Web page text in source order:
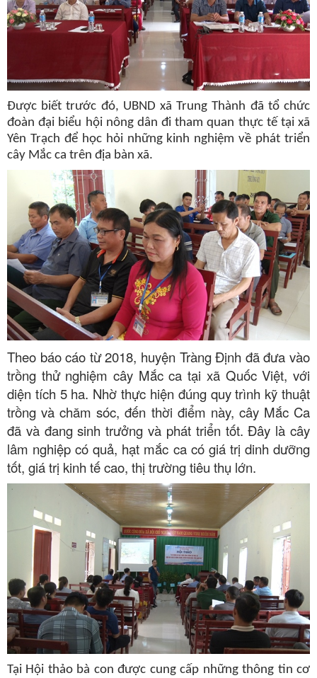
Được biết trước đó, UBND xã Trung Thành đã tổ chức
đoàn đại biểu hội nông dân đi tham quan thực tế tại xã
Yên Trạch để học hỏi những kinh nghiệm về phát triển
cây Mắc ca trên địa bàn xã.
Theo báo cáo từ 2018, huyện Tràng Định đã đưa vào
trồng thử nghiệm cây Mắc ca tại xã Quốc Việt, với
diện tích 5 ha. Nhờ thực hiện đúng quy trình kỹ thuật
trồng và chăm sóc, đến thời điểm này, cây Mắc Ca
đã và đang sinh trưởng và phát triển tốt. Đây là cây
lâm nghiệp có quả, hạt mắc ca có giá trị dinh dưỡng
tốt, giá trị kinh tế cao, thị trường tiêu thụ lớn.
Tại Hội thảo bà con được cung cấp những thông tin cơ